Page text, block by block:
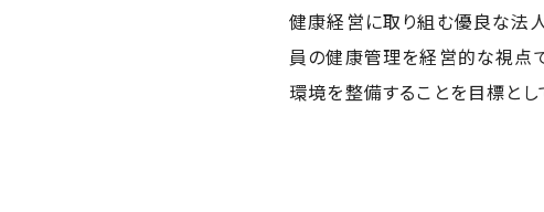
健康経営に取り組む優良な法
員の健康管理を経営的な視点
環境を整備することを目標とし